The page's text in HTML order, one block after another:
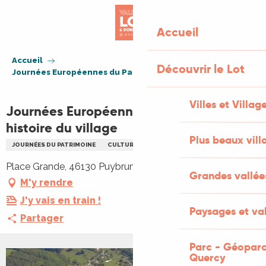
Accueil
Découvrir le Lot
Villes et
Plus beaux
Grandes
Paysages et
Parc -
Quercy
Accueil
Journées Européennes du Patrimoine : histoire du village
Journées Européennes du Patrimoine :
histoire du village
JOURNÉES DU PATRIMOINE CULTURELLE PATRIMOINE
Place Grande, 46130 Puybrun
M'y rendre
J'y vais en train !
Partager